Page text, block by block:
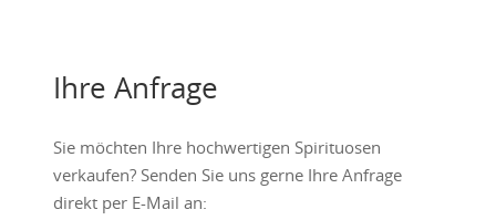
Ihre Anfrage
Sie möchten Ihre hochwertigen Spirituosen
verkaufen? Senden Sie uns gerne Ihre Anfrage
direkt per E-Mail an: